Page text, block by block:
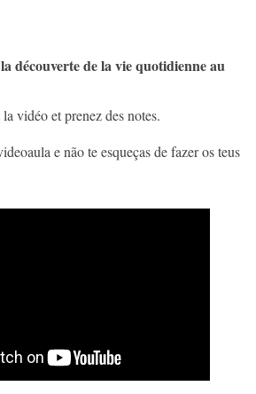
découverte de la vie quotidienne au
vidéo et prenez des notes.
e não te esqueças de fazer os teus